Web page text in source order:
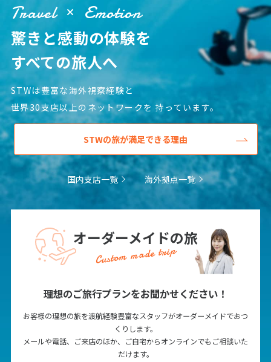
Travel Emotion
驚きと感動の体験を
すべての旅人へ
STWは豊富な海外視察経験と
世界30支店以上のネットワークを 持っています。
STWの旅が満足できる理由
国内支店一覧 海外拠点一覧
オーダーメイドの旅
Custom made trip
理想のご旅行プランをお聞かせください！
お客様の理想の旅を渡航経験豊富なスタッフがオーダーメイドでおつ
くりします。
メールや電話、ご来店のほか、ご自宅からオンラインでもご相談いた
だけます。